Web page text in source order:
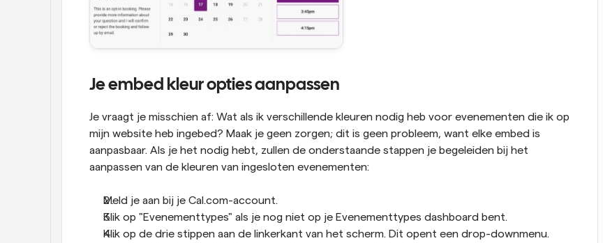
Je embed kleur opties aanpassen
Je vraagt je misschien af: Wat als ik verschillende kleuren nodig heb voor evenementen die ik op
mijn website heb ingebed? Maak je geen zorgen; dit is geen probleem, want elke embed is
aanpasbaar. Als je het nodig hebt, zullen de onderstaande stappen je begeleiden bij het
aanpassen van de kleuren van ingesloten evenementen:
Meld je aan bij je Cal.com-account.
Klik op "Evenementtypes" als je nog niet op je Evenementtypes dashboard bent.
Klik op de drie stippen aan de linkerkant van het scherm. Dit opent een drop-downmenu.